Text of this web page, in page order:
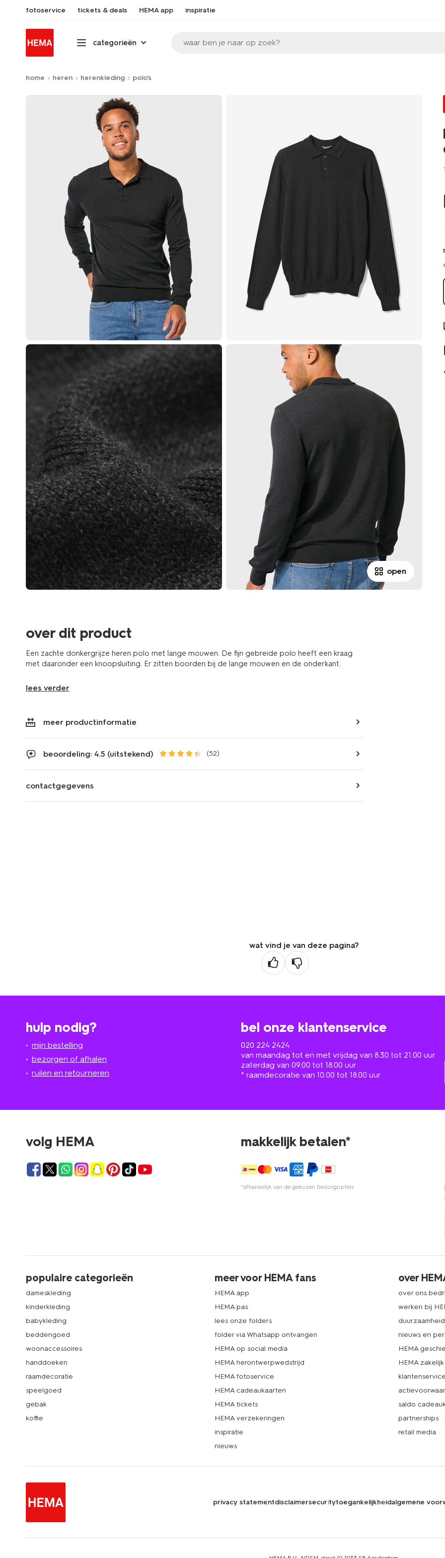
fotoservice tickets & deals HEMA app inspiratie
categorieën waar ben je naar op zoek?
home heren herenkleding polo's
open
over dit product
Een zachte donkergrijze heren polo met lange mouwen. De fijn gebreide polo heeft een kraag
met daaronder een knoopsluiting. Er zitten boorden bij de lange mouwen en de onderkant.
lees verder
meer productinformatie
beoordeling: 4.5 (uitstekend) (52)
contactgegevens
wat vind je van deze pagina?
hulp nodig?
mijn bestelling
bezorgen of afhalen
ruilen en retourneren
bel onze klantenservice
020 224 2424
van maandag tot en met vrijdag van 8.30 tot 21.00 uur
zaterdag van 09.00 tot 18.00 uur
* raamdecoratie van 10.00 tot 18.00 uur
volg HEMA makkelijk betalen*
*afhankelijk van de gekozen bezorgopties
populaire categorieën
dameskleding
kinderkleding
babykleding
beddengoed
woonaccessoires
handdoeken
raamdecoratie
speelgoed
gebak
koffie
meer voor HEMA fans
HEMA app
HEMA pas
lees onze folders
folder via Whatsapp ontvangen
HEMA op social media
HEMA herontwerpwedstrijd
HEMA fotoservice
HEMA cadeaukaarten
HEMA tickets
HEMA verzekeringen
inspiratie
nieuws
over
over ons
werken bij
duurzaamheid
nieuws en
HEMA
HEMA zakelijk
klantenservice
saldo
partnerships
retail media
privacy statementdisclaimersecuritytoegankelijkheidalgemene